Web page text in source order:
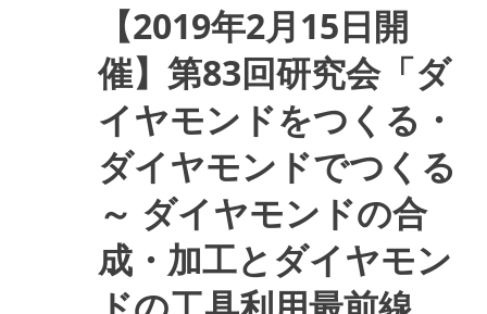
【2019年2月15日開
催】第83回研究会「ダ
イヤモンドをつくる・
ダイヤモンドでつくる
～ ダイヤモンドの合
成・加工とダイヤモン